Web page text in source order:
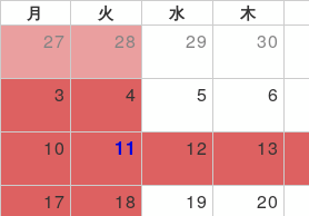
月 火 水 木
27 28 29 30
3 4 5 6
10 11 12 13
17 18 19 20